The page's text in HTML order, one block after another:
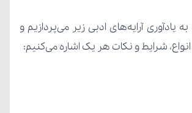
شرایط و نکات هر یک اشاره می‌کنیم: